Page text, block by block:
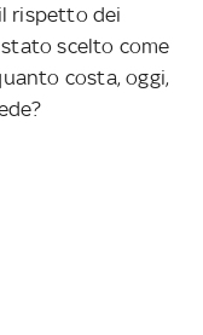
rispetto dei
scelto come
costa, oggi,